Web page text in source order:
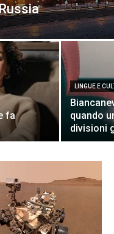
fa
LINGUE E
quando
divisioni